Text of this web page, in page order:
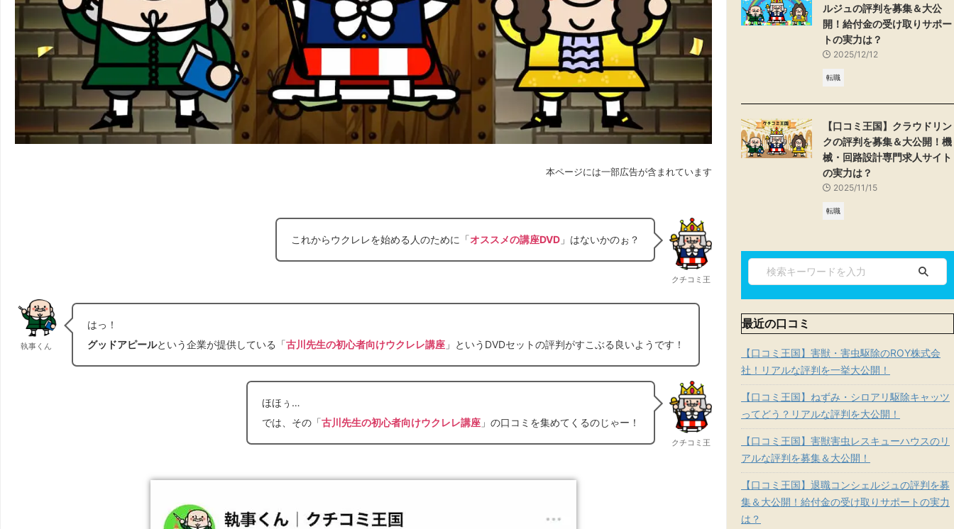
本ページには一部広告が含まれています
これからウクレレを始める人のために「オススメの講座DVD 」はないかのぉ？
クチコミ王
執事くん
はっ！
グッドアピールという企業が提供している「古川先生の初心者向けウクレレ講座 」というDVDセットの評判がすこぶる良いようです！
ほほぅ…
では、その「古川先生の初心者向けウクレレ講座 」の口コミを集めてくるのじゃー！
クチコミ王
ルジュの評判を募集＆大公
開！給付金の受け取りサポー
トの実力は？
2025/12/12
転職
【口コミ王国】クラウドリン
クの評判を募集＆大公開！機
械・回路設計専門求人サイト
の実力は？
2025/11/15
転職
最近の口コミ
【口コミ王国】害獣・害虫駆除のROY株式会
社！リアルな評判を一挙大公開！
【口コミ王国】ねずみ・シロアリ駆除キャッツ
ってどう？リアルな評判を大公開！
【口コミ王国】害獣害虫レスキューハウスのリ
アルな評判を募集＆大公開！
【口コミ王国】退職コンシェルジュの評判を募
集＆大公開！給付金の受け取りサポートの実力
は？